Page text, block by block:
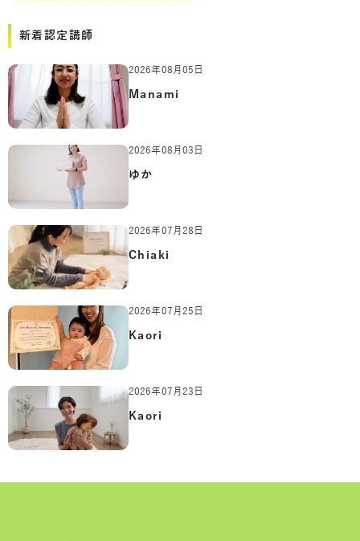
新着認定講師
2026年08月05日
Manami
2026年08月03日
ゆか
2026年07月28日
Chiaki
2026年07月25日
Kaori
2026年07月23日
Kaori